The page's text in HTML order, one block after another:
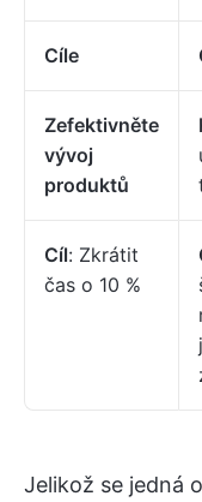
Cíle
Zefektivněte
vývoj
produktů
Cíl: Zkrátit
čas o 10 %
Jelikož se jedná